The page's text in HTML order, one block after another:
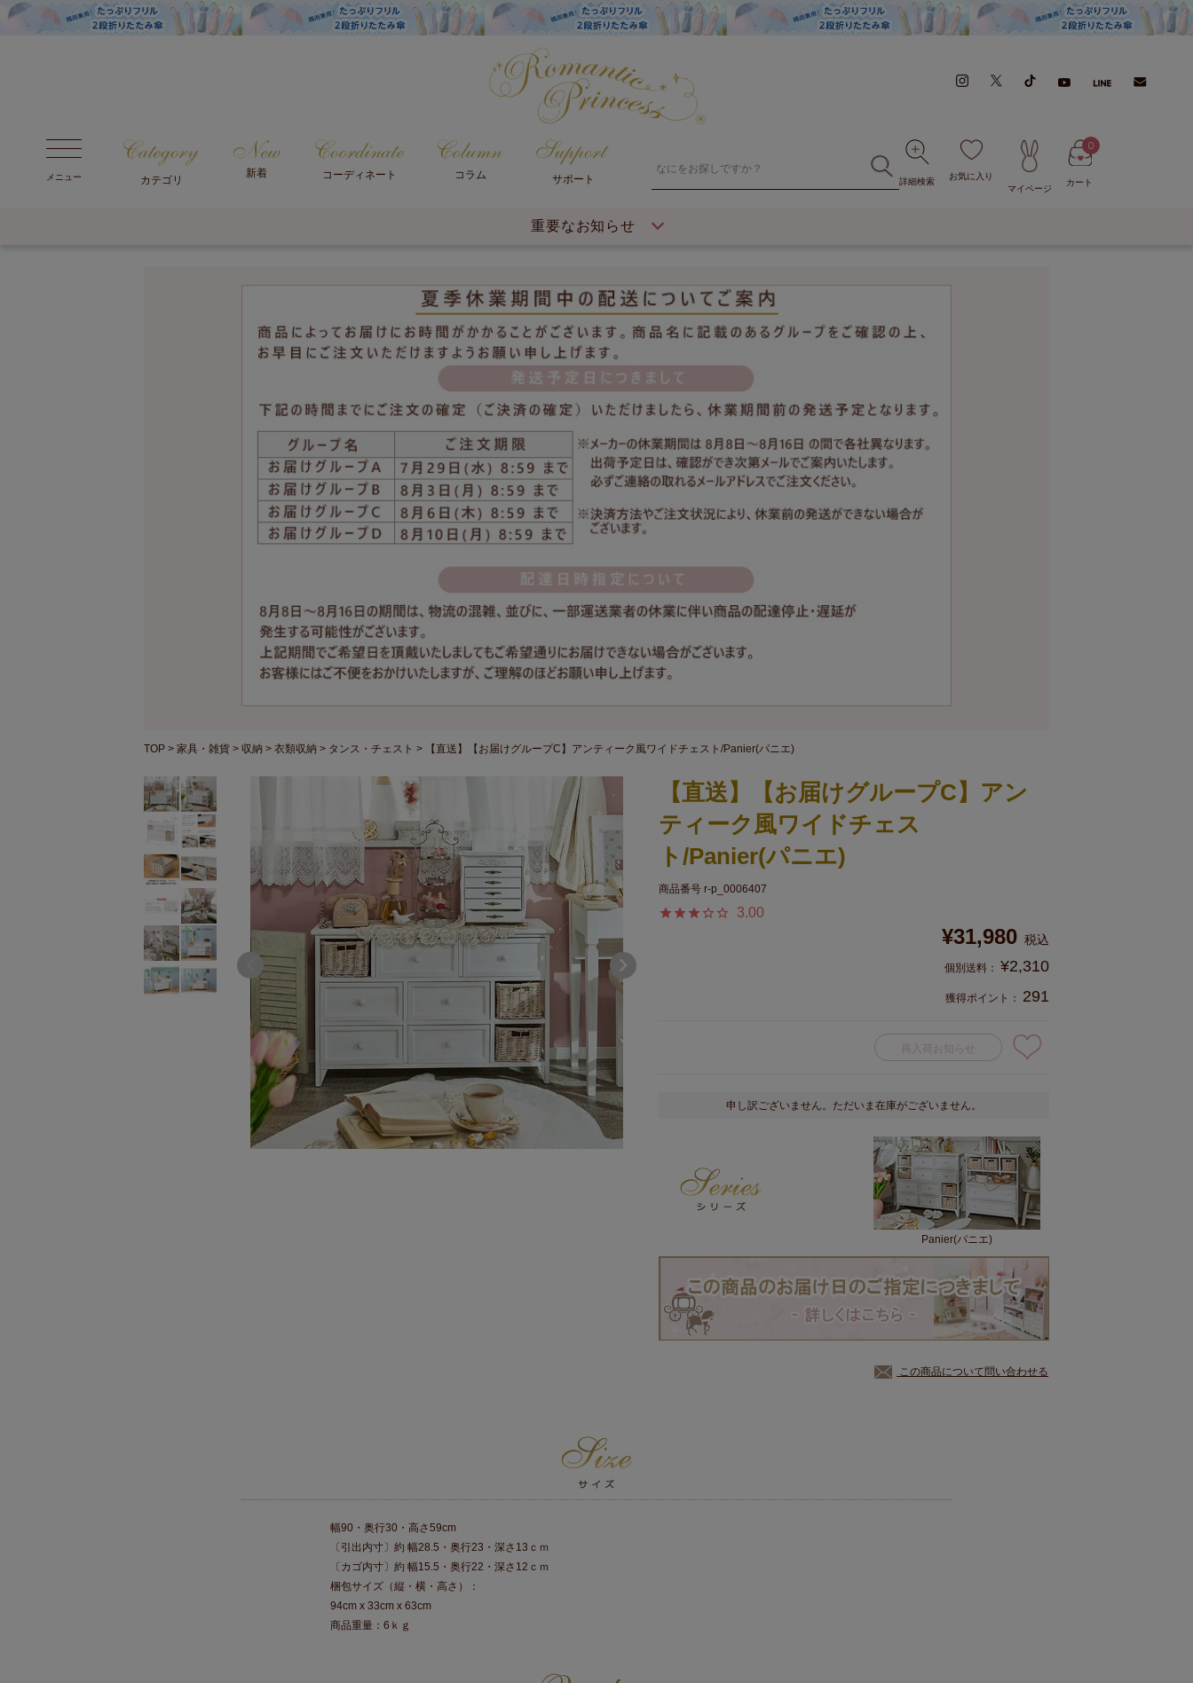
メニュー カテゴリ
新着 コーディネート コラム サポート 詳細検索
お気に入り
マイページ
カート
0
重要なお知らせ
TOP 家具・雑貨 収納 衣類収納 タンス・チェスト 【直送】【お届けグループC】アンティーク風ワイドチェスト/Panier(パニエ)
【直送】【お届けグループC】アン
ティーク風ワイドチェス
ト/Panier(パニエ)
商品番号 r-p_0006407
3.00
¥31,980 税込
¥2,310
獲得ポイント： 291
再入荷お知らせ
申し訳ございません。ただいま在庫がございません。
Panier(パニエ)
この商品について問い合わせる
幅90・奥行30・高さ59cm
〔引出内寸〕約 幅28.5・奥行23・深さ13ｃｍ
〔カゴ内寸〕約 幅15.5・奥行22・深さ12ｃｍ
梱包サイズ（縦・横・高さ）：
94cm x 33cm x 63cm
商品重量：6ｋｇ